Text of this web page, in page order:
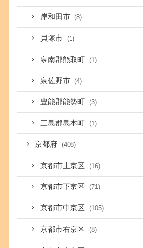
岸和田市 (8)
貝塚市 (1)
泉南郡熊取町 (1)
泉佐野市 (4)
豊能郡能勢町 (3)
三島郡島本町 (1)
京都府 (408)
京都市上京区 (16)
京都市下京区 (71)
京都市中京区 (105)
京都市右京区 (8)